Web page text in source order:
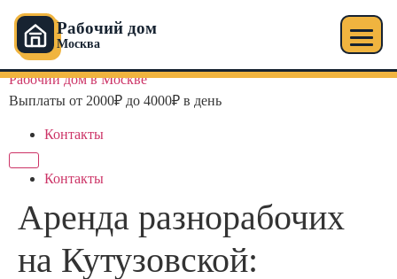
Рабочий дом
Москва
Перейти
Рабочий дом в Москве
Выплаты от 2000₽ до 4000₽ в день
Контакты
Контакты
Аренда разнорабочих
на Кутузовской: